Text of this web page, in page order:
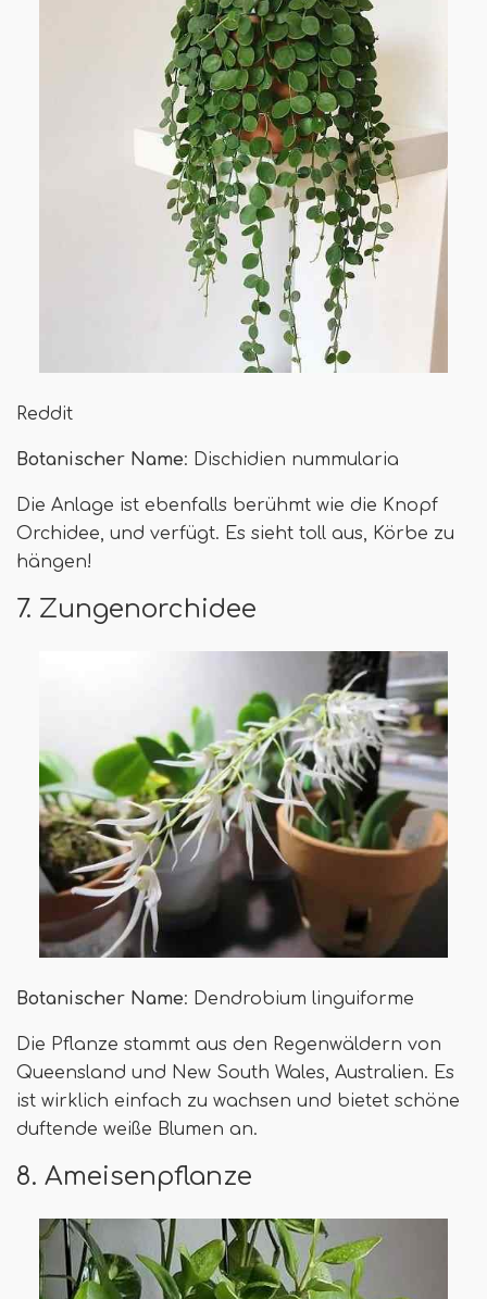
Reddit
Botanischer Name: Dischidien nummularia
Die Anlage ist ebenfalls berühmt wie die Knopf
Orchidee, und verfügt. Es sieht toll aus, Körbe zu
hängen!
7. Zungenorchidee
Botanischer Name: Dendrobium linguiforme
Die Pflanze stammt aus den Regenwäldern von
Queensland und New South Wales, Australien. Es
ist wirklich einfach zu wachsen und bietet schöne
duftende weiße Blumen an.
8. Ameisenpflanze